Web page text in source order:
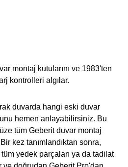
montaj kutularını ve 1983'ten
kontrolleri algılar.
duvarda hangi eski duvar
hemen anlayabilirsiniz. Bu
tüm Geberit duvar montaj
kez tanımlandıktan sonra,
yedek parçaları ya da tadilat